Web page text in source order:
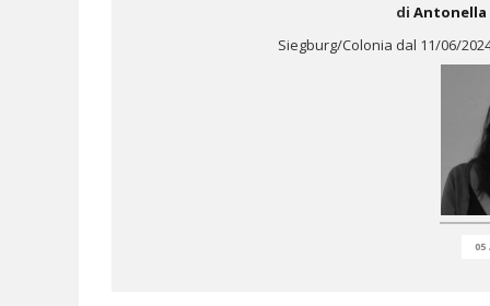
di
Siegburg/Colonia dal 11/06/
05